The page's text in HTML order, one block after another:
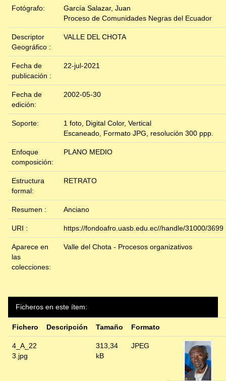
Fotógrafo:
García Salazar, Juan
Proceso de Comunidades Negras del Ecuador
Descriptor
Geográfico :
VALLE DEL CHOTA
Fecha de
publicación :
22-jul-2021
Fecha de
edición:
2002-05-30
Soporte:
1 foto, Digital Color, Vertical
Escaneado, Formato JPG, resolución 300 ppp.
Enfoque
composición:
PLANO MEDIO
Estructura
formal:
RETRATO
Resumen : Anciano
URI : https://fondoafro.uasb.edu.ec//handle/31000/3699
Aparece en
las
colecciones:
Valle del Chota - Procesos organizativos
Ficheros en este ítem:
Fichero Descripción Tamaño Formato
4_A_22
3.jpg
313,34
kB
JPEG